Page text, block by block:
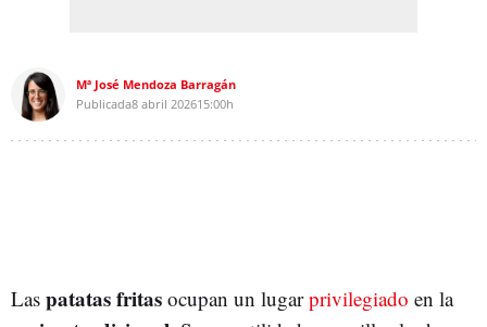
Mª José Mendoza Barragán
Publicada8 abril 202615:00h
Las patatas fritas ocupan un lugarprivilegiado en la